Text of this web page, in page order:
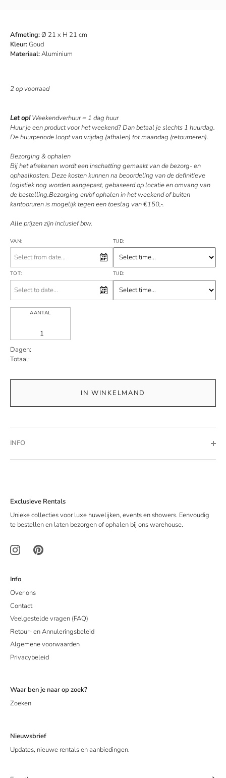
Afmeting:Ø 21 x H 21 cm
Kleur:Goud
Materiaal:Aluminium
2 op voorraad
Let op!Weekendverhuur = 1 dag huur
Huur je een product voor het weekend? Dan betaal je slechts 1 huurdag.
De huurperiode loopt van vrijdag (afhalen) tot maandag (retourneren).
Bezorging & ophalen
Bij het afrekenen wordt een inschatting gemaakt van de bezorg- en
ophaalkosten. Deze kosten kunnen na beoordeling van de definitieve
logistiek nog worden aangepast, gebaseerd op locatie en omvang van
de bestelling.Bezorging en/of ophalen in het weekend of buiten
kantooruren is mogelijk tegen een toeslag van €150,-.
Alle prijzen zijn inclusief btw.
VAN: TIJD:
TOT: TIJD:
AANTAL
Dagen:
Totaal:
IN WINKELMAND
INFO
Exclusieve Rentals
Unieke collecties voor luxe huwelijken, events en showers. Eenvoudig
te bestellen en laten bezorgen of ophalen bij ons warehouse.
Info
Over ons
Contact
Veelgestelde vragen (FAQ)
Retour- en Annuleringsbeleid
Algemene voorwaarden
Privacybeleid
Waar ben je naar op zoek?
Zoeken
Nieuwsbrief
Updates, nieuwe rentals en aanbiedingen.